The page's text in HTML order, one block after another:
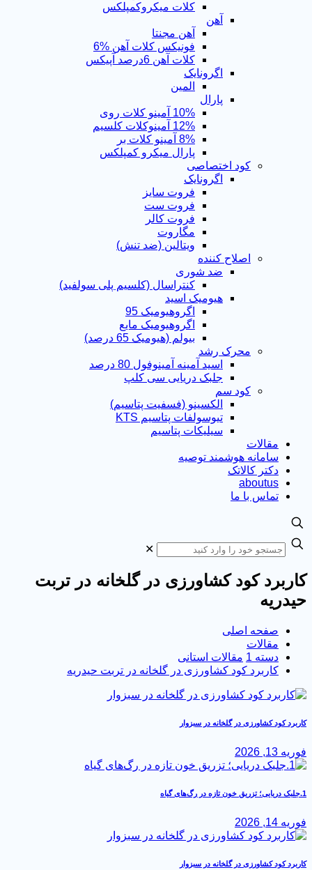
کلات میکروکمپلکس
آهن
آهن مجنتا
فونیکس کلات آهن %6
کلات آهن 6درصد آپیکس
اگرونایک
المین
پارال
10% آمینو کلات روی
12% آمینوکلات کلسیم
8% آمینو کلات بر
پارال میکرو کمپلکس
کود اختصاصی
اگرونایک
فروت سایز
فروت ست
فروت کالر
مگاروت
ویتالین (ضد تنش)
اصلاح کننده
ضد شوری
کنتراسال (کلسیم پلی سولفید)
هیومیک اسید
اگروهیومیک 95
اگروهیومیک مایع
بیولم (هیومیک 65 درصد)
محرک رشد
اسید آمینه آمینوفول 80 درصد
جلبک دریایی سی کلپ
کود سم
الکسینو (فسفیت پتاسیم)
تیوسولفات پتاسیم KTS
سیلیکات پتاسیم
مقالات
سامانه هوشمند توصیه
دکتر کالاتک
aboutus
تماس با ما
کود کشاورزی در گلخانه در تربت
صفحه اصلی
مقالات
دسته 1
مقالات استانی
کاربرد کود کشاورزی در گلخانه در تربت حیدریه
کود کشاورزی در گلخانه در سبزوار
13, 2026
14, 2026
کود کشاورزی در گلخانه در سبزوار